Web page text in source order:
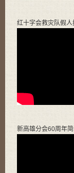
红十字会救灾队假人
新高雄分会60周年